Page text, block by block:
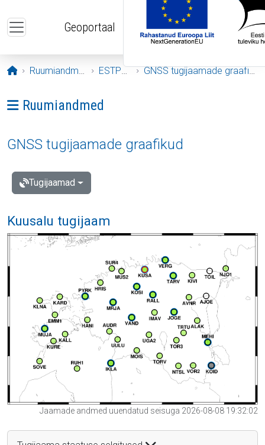
Geoportaal
Avaleht
Ruumiandmed ESTPOS GNSS tugijaamade graafikud
Ava menüü: Ruumiandmed
Ruumiandmed
GNSS tugijaamade graafikud
Tugijaamad
Kuusalu tugijaam
Jaamade andmed uuendatud seisuga 2026-08-08 19:32:02